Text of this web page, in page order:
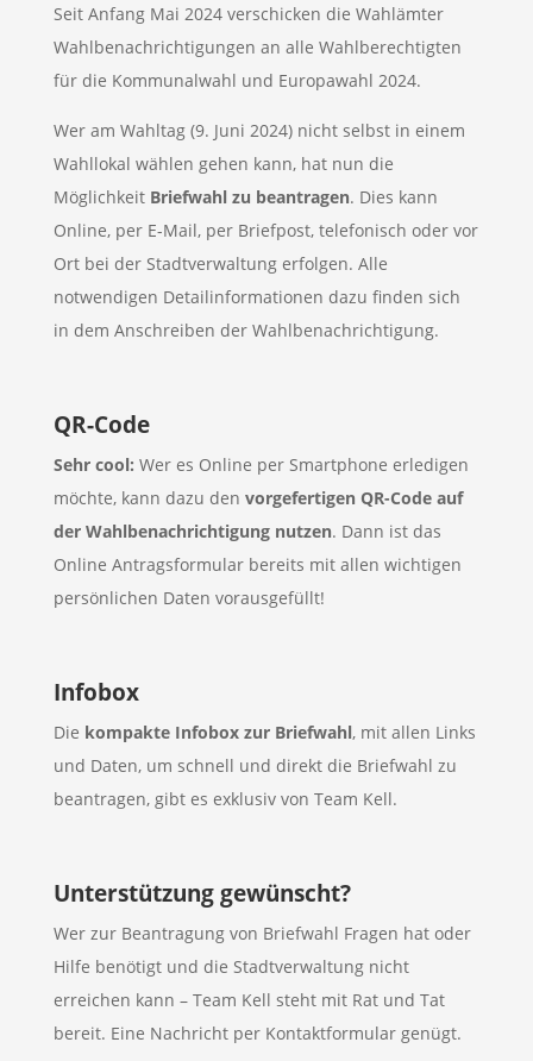
Seit Anfang Mai 2024 verschicken die Wahlämter
Wahlbenachrichtigungen an alle Wahlberechtigten
für die Kommunalwahl und Europawahl 2024.
Wer am Wahltag (9. Juni 2024) nicht selbst in einem
Wahllokal wählen gehen kann, hat nun die
Möglichkeit Briefwahl zu beantragen. Dies kann
Online, per E-Mail, per Briefpost, telefonisch oder vor
Ort bei der Stadtverwaltung erfolgen. Alle
notwendigen Detailinformationen dazu finden sich
in dem Anschreiben der Wahlbenachrichtigung.
QR-Code
Sehr cool: Wer es Online per Smartphone erledigen
möchte, kann dazu den vorgefertigen QR-Code auf
der Wahlbenachrichtigung nutzen. Dann ist das
Online Antragsformular bereits mit allen wichtigen
persönlichen Daten vorausgefüllt!
Infobox
Die kompakte Infobox zur Briefwahl, mit allen Links
und Daten, um schnell und direkt die Briefwahl zu
beantragen, gibt es exklusiv von Team Kell.
Unterstützung gewünscht?
Wer zur Beantragung von Briefwahl Fragen hat oder
Hilfe benötigt und die Stadtverwaltung nicht
erreichen kann – Team Kell steht mit Rat und Tat
bereit. Eine Nachricht per Kontaktformular genügt.